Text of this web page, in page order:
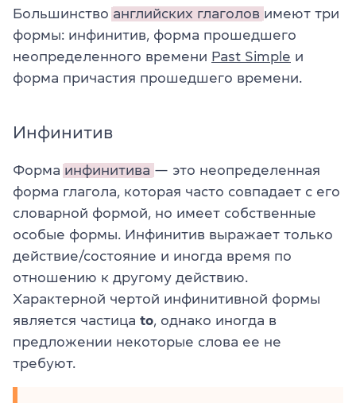
Большинство английских глаголов имеют три
формы: инфинитив, форма прошедшего
неопределенного времени Past Simple и
форма причастия прошедшего времени.
Инфинитив
Форма инфинитива — это неопределенная
форма глагола, которая часто совпадает с его
словарной формой, но имеет собственные
особые формы. Инфинитив выражает только
действие/состояние и иногда время по
отношению к другому действию.
Характерной чертой инфинитивной формы
является частица to , однако иногда в
предложении некоторые слова ее не
требуют.